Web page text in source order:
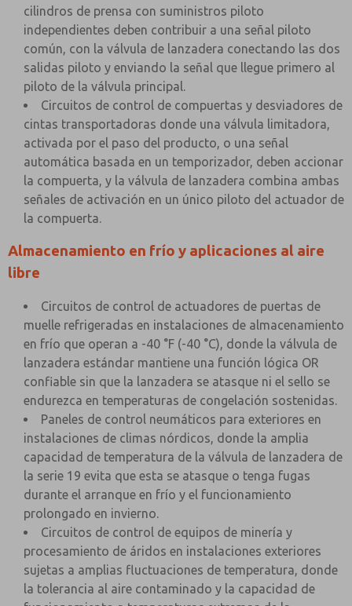
cilindros de prensa con suministros piloto
independientes deben contribuir a una señal piloto
común, con la válvula de lanzadera conectando las dos
salidas piloto y enviando la señal que llegue primero al
piloto de la válvula principal.
Circuitos de control de compuertas y desviadores de
cintas transportadoras donde una válvula limitadora,
activada por el paso del producto, o una señal
automática basada en un temporizador, deben accionar
la compuerta, y la válvula de lanzadera combina ambas
señales de activación en un único piloto del actuador de
la compuerta.
Almacenamiento en frío y aplicaciones al aire
libre
Circuitos de control de actuadores de puertas de
muelle refrigeradas en instalaciones de almacenamiento
en frío que operan a -40 °F (-40 °C), donde la válvula de
lanzadera estándar mantiene una función lógica OR
confiable sin que la lanzadera se atasque ni el sello se
endurezca en temperaturas de congelación sostenidas.
Paneles de control neumáticos para exteriores en
instalaciones de climas nórdicos, donde la amplia
capacidad de temperatura de la válvula de lanzadera de
la serie 19 evita que esta se atasque o tenga fugas
durante el arranque en frío y el funcionamiento
prolongado en invierno.
Circuitos de control de equipos de minería y
procesamiento de áridos en instalaciones exteriores
sujetas a amplias fluctuaciones de temperatura, donde
la tolerancia al aire contaminado y la capacidad de